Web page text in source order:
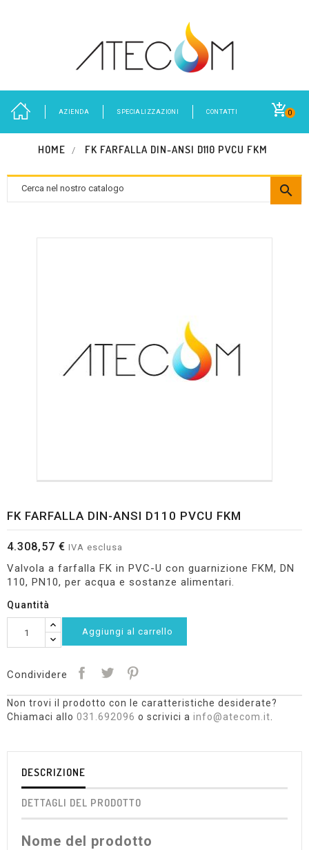
0
AZIENDA SPECIALIZZAZIONI CONTATTI
HOME FK FARFALLA DIN-ANSI D110 PVCU FKM

FK FARFALLA DIN-ANSI D110 PVCU FKM
4.308,57 € IVA esclusa
Valvola a farfalla FK in PVC-U con guarnizione FKM, DN
110, PN10, per acqua e sostanze alimentari.
Quantità
Aggiungi al carrello
Condividere
Non trovi il prodotto con le caratteristiche desiderate?
Chiamaci allo 031.692096 o scrivici a info@atecom.it
DESCRIZIONE
DETTAGLI DEL PRODOTTO
Nome del prodotto